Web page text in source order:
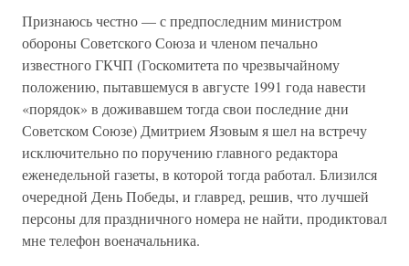
Признаюсь честно — с предпоследним министром
обороны Советского Союза и членом печально
известного ГКЧП (Госкомитета по чрезвычайному
положению, пытавшемуся в августе 1991 года навести
«порядок» в доживавшем тогда свои последние дни
Советском Союзе) Дмитрием Язовым я шел на встречу
исключительно по поручению главного редактора
еженедельной газеты, в которой тогда работал. Близился
очередной День Победы, и главред, решив, что лучшей
персоны для праздничного номера не найти, продиктовал
мне телефон военачальника.